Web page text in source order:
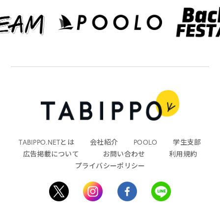
TABIPPO.NETとは 会社紹介 POOLO
学生支部
広告掲載について
お問い合わせ
利用規約
プライバシーポリシー